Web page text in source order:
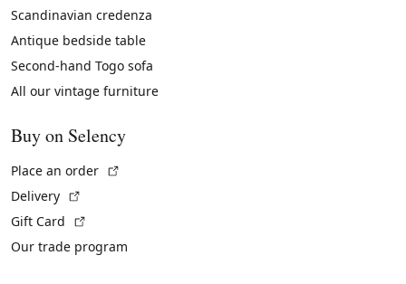
Scandinavian credenza
Antique bedside table
Second-hand Togo sofa
All our vintage furniture
Buy on Selency
Place an order
Delivery
Gift Card
Our trade program